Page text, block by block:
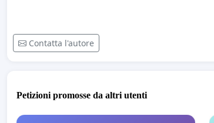
Contatta l'autore
Petizioni promosse da altri utenti